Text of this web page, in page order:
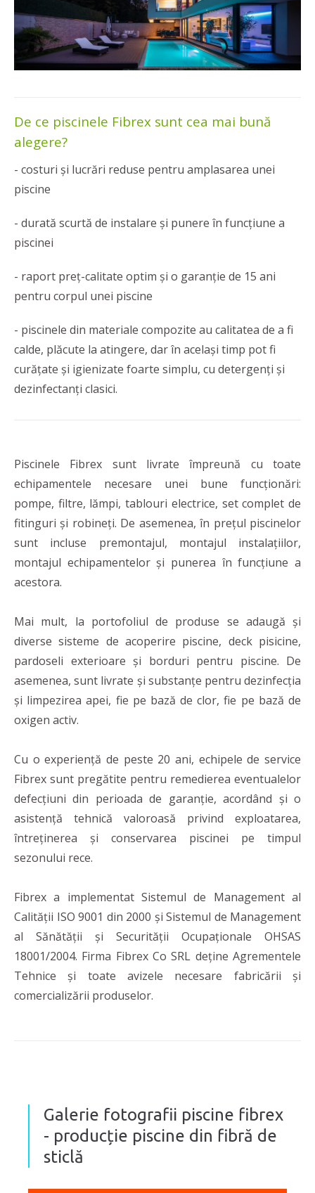
De ce piscinele Fibrex sunt cea mai bună
alegere?
- costuri și lucrări reduse pentru amplasarea unei
piscine
- durată scurtă de instalare și punere în funcțiune a
piscinei
- raport preț-calitate optim și o garanție de 15 ani
pentru corpul unei piscine
- piscinele din materiale compozite au calitatea de a fi
calde, plăcute la atingere, dar în același timp pot fi
curățate și igienizate foarte simplu, cu detergenți și
dezinfectanți clasici.
Piscinele Fibrex sunt livrate împreună cu toate
echipamentele necesare unei bune funcționări:
pompe, filtre, lămpi, tablouri electrice, set complet de
fitinguri și robineți. De asemenea, în prețul piscinelor
sunt incluse premontajul, montajul instalațiilor,
montajul echipamentelor și punerea în funcțiune a
acestora.
Mai mult, la portofoliul de produse se adaugă și
diverse sisteme de acoperire piscine, deck pisicine,
pardoseli exterioare și borduri pentru piscine. De
asemenea, sunt livrate și substanțe pentru dezinfecția
și limpezirea apei, fie pe bază de clor, fie pe bază de
oxigen activ.
Cu o experiență de peste 20 ani, echipele de service
Fibrex sunt pregătite pentru remedierea eventualelor
defecțiuni din perioada de garanție, acordând și o
asistență tehnică valoroasă privind exploatarea,
întreținerea și conservarea piscinei pe timpul
sezonului rece.
Fibrex a implementat Sistemul de Management al
Calității ISO 9001 din 2000 și Sistemul de Management
al Sănătății și Securității Ocupaționale OHSAS
18001/2004. Firma Fibrex Co SRL deține Agrementele
Tehnice și toate avizele necesare fabricării și
comercializării produselor.
Galerie fotografii piscine fibrex
- producție piscine din fibră de
sticlă